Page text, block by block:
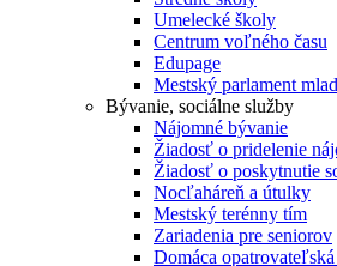
Umelecké školy
Centrum voľného času
Edupage
Mestský parlament
Bývanie, sociálne služby
Nájomné bývanie
Žiadosť o pridelenie
Žiadosť o poskytnutie
Nocľaháreň a útulky
Mestský terénny tím
Zariadenia pre seniorov
Domáca opatrovateľská